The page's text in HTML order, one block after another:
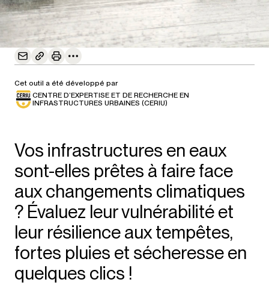
Cet outil a été développé par
CENTRE D’EXPERTISE ET DE RECHERCHE EN
INFRASTRUCTURES URBAINES (CERIU)
Vos infrastructures en eaux
sont-elles prêtes à faire face
aux changements climatiques
? Évaluez leur vulnérabilité et
leur résilience aux tempêtes,
fortes pluies et sécheresse en
quelques clics !